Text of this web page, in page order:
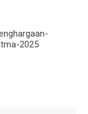
2025